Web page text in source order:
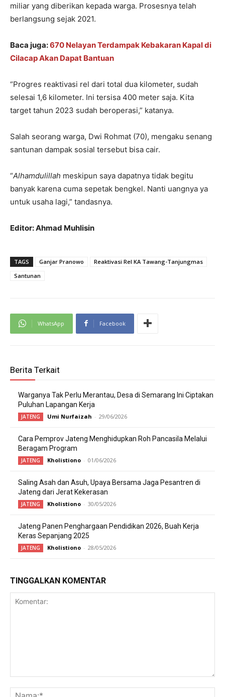
miliar yang diberikan kepada warga. Prosesnya telah
berlangsung sejak 2021.
Baca juga:670 Nelayan Terdampak Kebakaran Kapal di
Cilacap Akan Dapat Bantuan
“Progres reaktivasi rel dari total dua kilometer, sudah
selesai 1,6 kilometer. Ini tersisa 400 meter saja. Kita
target tahun 2023 sudah beroperasi,” katanya.
Salah seorang warga, Dwi Rohmat (70), mengaku senang
santunan dampak sosial tersebut bisa cair.
“Alhamdulillah meskipun saya dapatnya tidak begitu
banyak karena cuma sepetak bengkel. Nanti uangnya ya
untuk usaha lagi,” tandasnya.
Editor: Ahmad Muhlisin
TAGS Ganjar Pranowo
Reaktivasi Rel KA Tawang-Tanjungmas
Santunan
WhatsApp Facebook
Berita Terkait
Warganya Tak Perlu Merantau, Desa di Semarang Ini Ciptakan
Puluhan Lapangan Kerja
JATENG Umi Nurfaizah - 29/06/2026
Cara Pemprov Jateng Menghidupkan Roh Pancasila Melalui
Beragam Program
JATENG Kholistiono - 01/06/2026
Saling Asah dan Asuh, Upaya Bersama Jaga Pesantren di
Jateng dari Jerat Kekerasan
JATENG Kholistiono - 30/05/2026
Jateng Panen Penghargaan Pendidikan 2026, Buah Kerja
Keras Sepanjang 2025
JATENG Kholistiono - 28/05/2026
TINGGALKAN KOMENTAR